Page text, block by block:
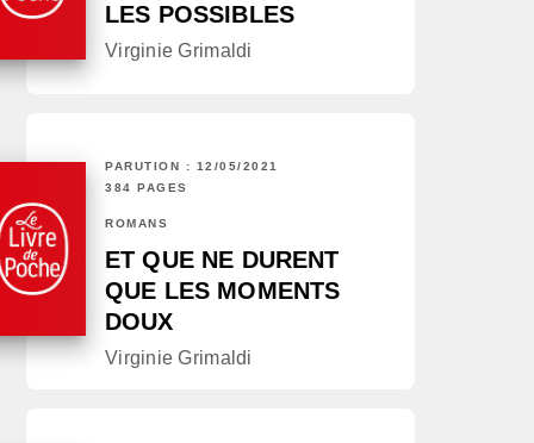
LES POSSIBLES
Virginie Grimaldi
PARUTION : 12/05/2021
384 PAGES
ROMANS
ET QUE NE DURENT
QUE LES MOMENTS
DOUX
Virginie Grimaldi